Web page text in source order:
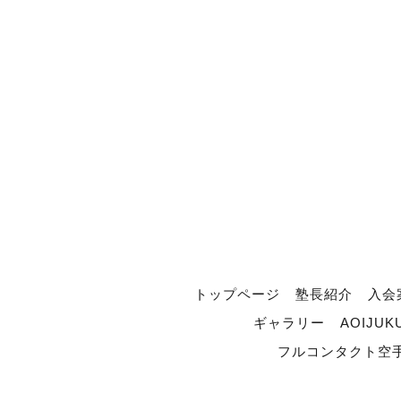
トップページ 塾長紹介
入
ギャラリー
フルコンタクト空